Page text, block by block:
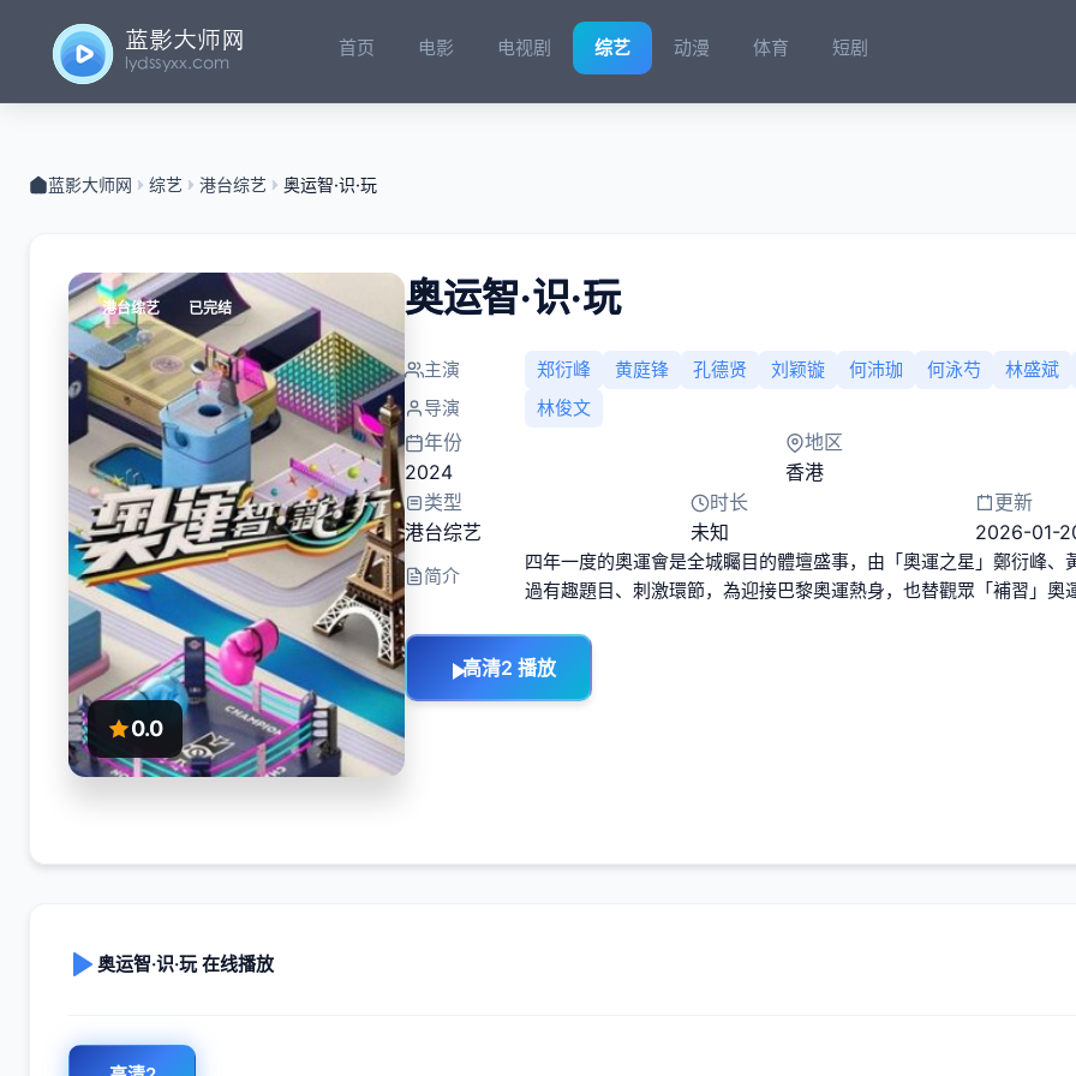
首页 电影 电视剧 综艺 动漫 体育 短剧
蓝影大师网 综艺 港台综艺 奥运智·识·玩
港台综艺 已完结
0.0
奥运智·识·玩
主演 郑衍峰 黄庭锋 孔德贤 刘颖镟 何沛珈 何泳芍
林盛斌
导演
林俊文
年份
2024
地区
香港
类型
港台综艺
时长
未知
更新
2026-01-
简介
四年一度的奧運會是全城矚目的體壇盛事，由「奧運之星」鄭衍峰
過有趣題目、刺激環節，為迎接巴黎奧運熱身，也替觀眾「補習」奧
高清2 播放
奥运智·识·玩 在线播放